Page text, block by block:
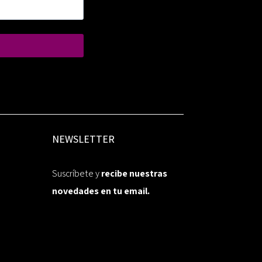
NEWSLETTER
Suscríbete yrecibe nuestras
novedades en tu email.